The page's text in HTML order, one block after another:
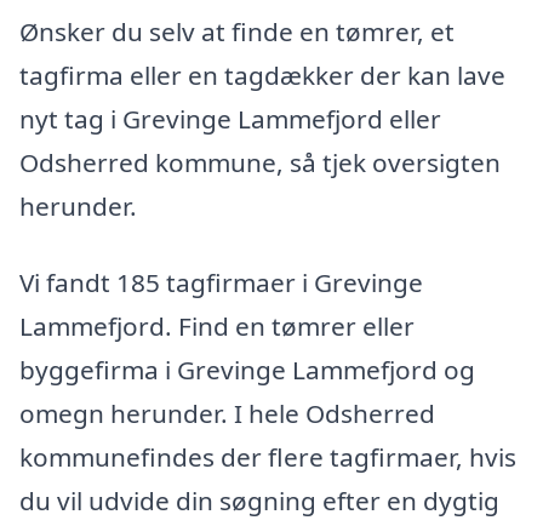
Ønsker du selv at finde en tømrer, et
tagfirma eller en tagdækker der kan lave
nyt tag i Grevinge Lammefjord eller
Odsherred kommune, så tjek oversigten
herunder.
Vi fandt 185 tagfirmaer i Grevinge
Lammefjord. Find en tømrer eller
byggefirma i Grevinge Lammefjord og
omegn herunder. I hele Odsherred
kommunefindes der flere tagfirmaer, hvis
du vil udvide din søgning efter en dygtig